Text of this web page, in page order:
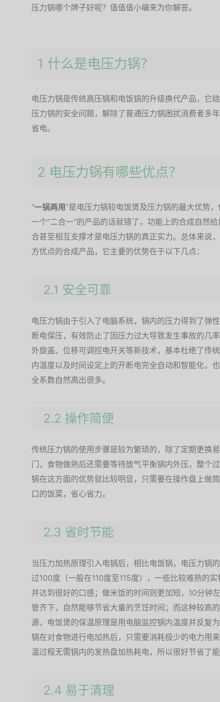
压力锅哪个牌子好呢？值值值小编来为你解答。
1 什么是电压力锅？
电压力锅是传统高压锅和电饭锅的升级换代产品，它
压力锅的安全问题，解除了普通压力锅困扰消费者多
省电。
2 电压力锅有哪些优点？
“一锅两用”是电压力锅较电饭煲及压力锅的最大优势
一个“二合一”的产品的话就错了，功能上的合成自然
合甚至相互支撑才是电压力锅的真正实力。总体来说
方优点的合成产品，它主要的优势在于以下几点：
2.1 安全可靠
电压力锅由于引入了电脑系统，锅内的压力得到了弹
断电保压，有效防止了因压力过大导致发生事故的几
外旋盖、位移可调控电开关等新技术，基本杜绝了传
内温度以及时间设定上的开断电完全自动和智能化，
全系数自然高出很多。
2.2 操作简便
传统压力锅的使用步骤是较为繁琐的，除了定期更换
门，食物做熟后还需要等待放气平衡锅内外压，整个
锅在这方面的优势就比较明显，只需要在操作盘上做
口的饭菜，省心省力。
2.3 省时节能
当压力加热原理引入电锅后，相比电饭锅，电压力锅
过100度（一般在110度至115度），一些比较难熟的
并达到很好的口感；做米饭的时间则更加短，10分钟
管齐下，自然能够节省大量的烹饪时间；而这种较高
源，电饭煲的保温原理是用电脑监控锅内温度并反复
锅在对食物进行电加热后，只需要消耗极少的电力用
温过程无需锅内的发热盘加热耗电，所以很好节省了
2.4 易于清理